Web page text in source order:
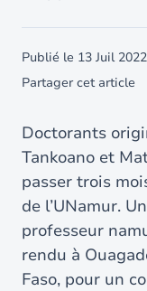
Publié le 13 Juil 2022
Partager cet article
Doctorants
Tankoano et
passer trois
de l’UNamur.
professeur
rendu à
Faso, pour un